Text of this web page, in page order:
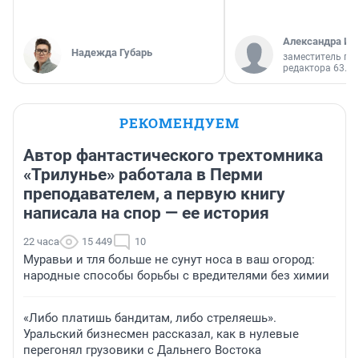
Надежда Губарь
Александра
заместитель
редактора 63.RU
РЕКОМЕНДУЕМ
Автор фантастического трехтомника
«Трилунье» работала в Перми
преподавателем, а первую книгу
написала на спор — ее история
22 часа 15 449 10
Муравьи и тля больше не сунут носа в ваш огород:
народные способы борьбы с вредителями без химии
«Либо платишь бандитам, либо стреляешь».
Уральский бизнесмен рассказал, как в нулевые
перегонял грузовики с Дальнего Востока